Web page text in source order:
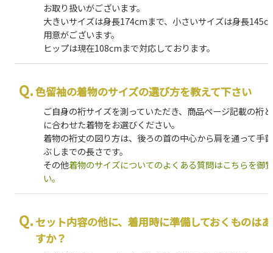
お取り扱いがございます。
大きいサイズは身長174cmまで、小さいサイズは身長
用意がございます。
ヒップは現在108cmまで対応しております。
色留袖の着物のサイズの選び方を教えて下さい
ご自身の裄サイズを測っていただき、商品ページ記載の裄
に合わせた着物をお選びください。
着物の裄丈の図り方は、後ろの首の中心から肩を通って手
ぶしまでの長さです。
その他着物のサイズについてのよくある質問はこちらを御
い。
セット内容の他に、着用時に準備しておくものは
すか？